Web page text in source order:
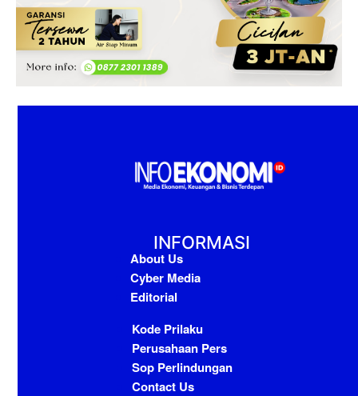
INFORMASI
About Us
Cyber Media
Editorial
Kode Prilaku
Perusahaan Pers
Sop Perlindungan
Contact Us